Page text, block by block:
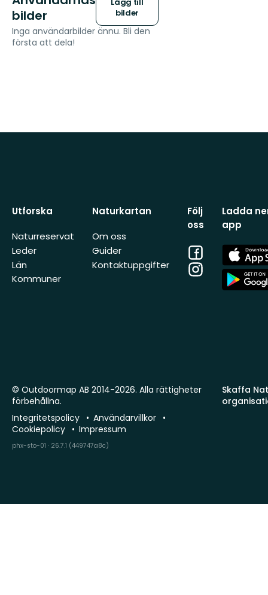
bilder
bilder
Inga användarbilder ännu. Bli den
första att dela!
Utforska
Naturreservat
Leder
Län
Kommuner
Naturkartan
Om oss
Guider
Kontaktuppgifter
Följ
oss
Facebook
Instagram
Ladda
app
App
Store
App
Store
Skaffa
© Outdoormap AB 2014-2026. Alla rättigheter
förbehållna.
Integritetspolicy
Användarvillkor
Cookiepolicy
Impressum
phx-sto-01 · 26.7.1 (449747a8c)